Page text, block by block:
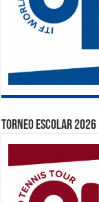
TORNEO ESCOLAR 2026